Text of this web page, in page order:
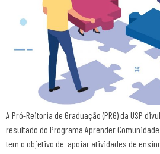
A Pró-Reitoria de Graduação (PRG) da USP
resultado do Programa Aprender
tem o objetivo de apoiar atividades de